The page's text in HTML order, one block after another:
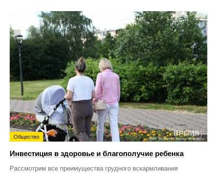
Общество
Инвестиция в здоровье и благополучие ребенка
Рассмотрим все преимущества грудного вскармливания